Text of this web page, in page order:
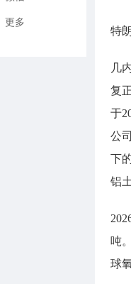
更多
特
几
复
于
公
下
铝
吨
球